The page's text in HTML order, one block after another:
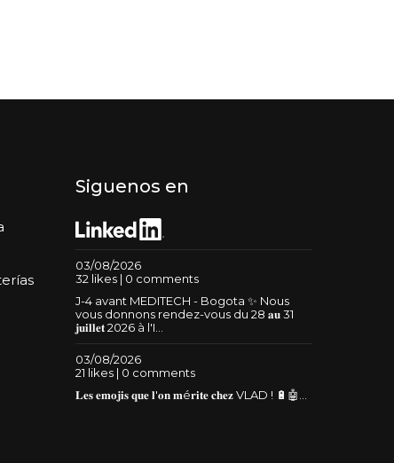
Siguenos en
03/08/2026
32 likes | 0 comments
J-4 avant MEDITECH - Bogota ✨ Nous
vous donnons rendez-vous du 28 𝐚𝐮 31
𝐣𝐮𝐢𝐥𝐥𝐞𝐭 2026 à l'I...
03/08/2026
21 likes | 0 comments
𝐋𝐞𝐬 𝐞𝐦𝐨𝐣𝐢𝐬 𝐪𝐮𝐞 𝐥'𝐨𝐧 𝐦é𝐫𝐢𝐭𝐞 𝐜𝐡𝐞𝐳 VLAD ! 🔋🤖...